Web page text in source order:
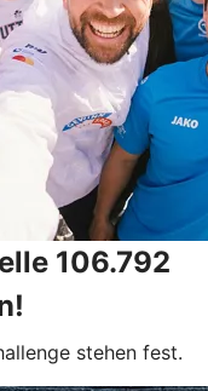
106.792
stehen fest.